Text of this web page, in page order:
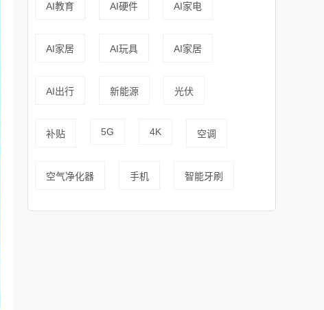
AI教育 AI硬件 AI家电
AI家居 AI玩具 AI家居
AI出行 新能源 光伏
补贴 5G 4K 空调
空气净化器 手机 智能牙刷